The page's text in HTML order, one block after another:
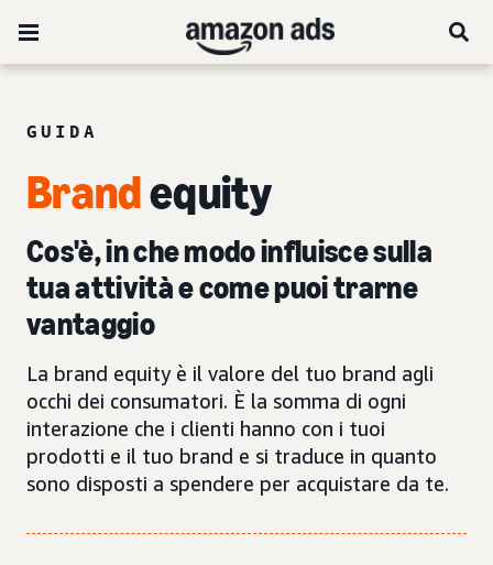
GUIDA
Brandequity
Cos'è, in che modo influisce sulla
tua attività e come puoi trarne
vantaggio
La brand equity è il valore del tuo brand agli
occhi dei consumatori. È la somma di ogni
interazione che i clienti hanno con i tuoi
prodotti e il tuo brand e si traduce in quanto
sono disposti a spendere per acquistare da te.